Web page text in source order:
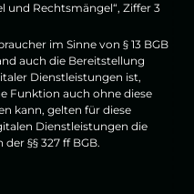
und Rechtsmängel“, Ziffer 3
im Sinne von § 13 BGB
auch die Bereitstellung
Dienstleistungen ist,
Funktion auch ohne diese
kann, gelten für diese
Dienstleistungen die
§§ 327 ff BGB.